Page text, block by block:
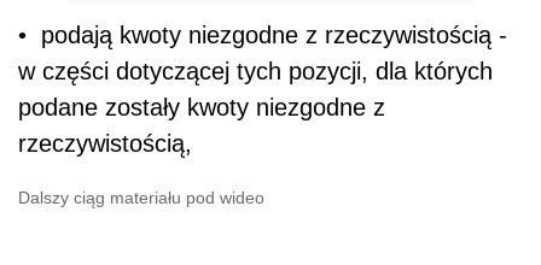
• podają kwoty niezgodne z rzeczywistością -
w części dotyczącej tych pozycji, dla których
podane zostały kwoty niezgodne z
rzeczywistością,
Dalszy ciąg materiału pod wideo